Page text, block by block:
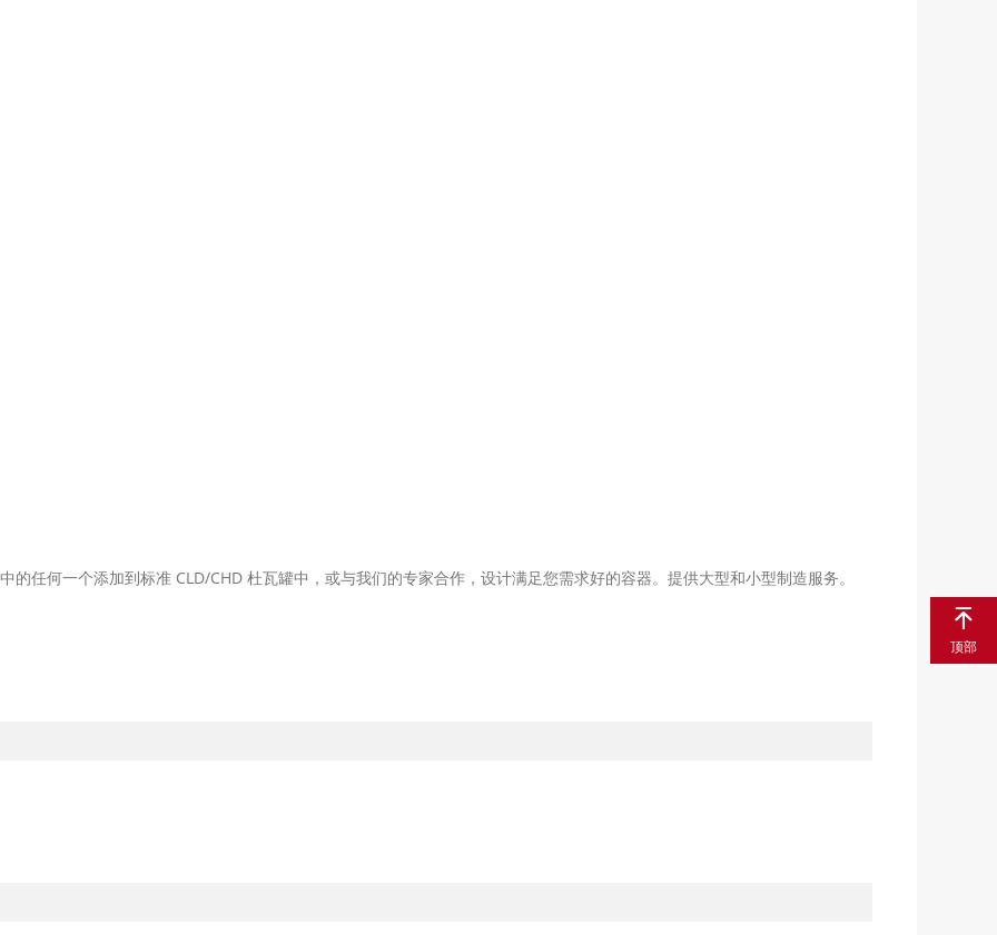
任何一个添加到标准 CLD/CHD 杜瓦罐中，或与我们的专家合作，设计满足您需求好的容器。提供大型和小型制造服务。
顶部